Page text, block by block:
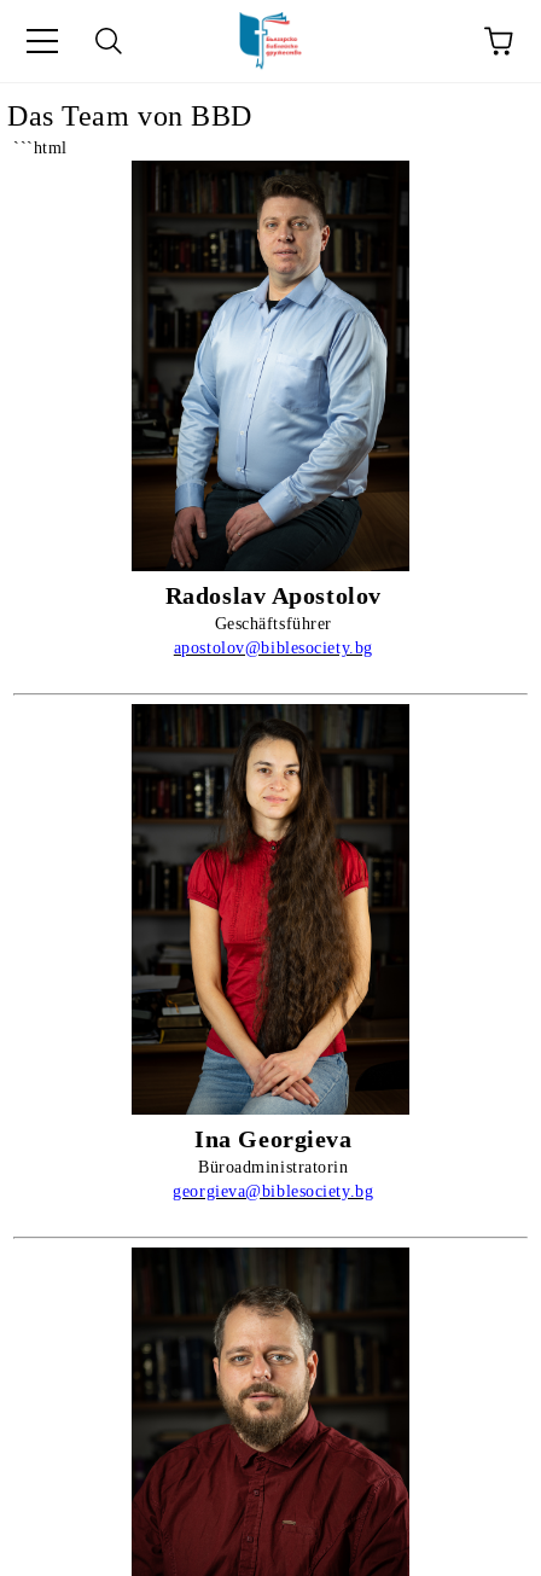
Das Team von BBD
```html
Radoslav Apostolov
Geschäftsführer
apostolov@biblesociety.bg
Ina Georgieva
Büroadministratorin
georgieva@biblesociety.bg